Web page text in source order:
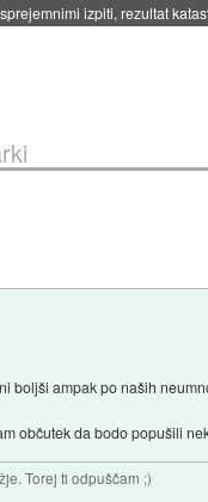
boljši ampak po naših
občutek da bodo popušili
Torej ti odpuščam ;)